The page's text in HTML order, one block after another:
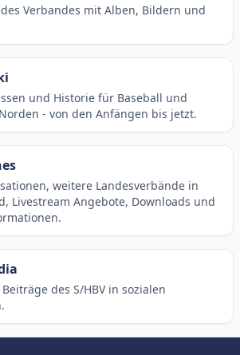
Verbandes mit Alben, Bildern und
und Historie für Baseball und
- von den Anfängen bis jetzt.
weitere Landesverbände in
Livestream Angebote, Downloads und
des S/HBV in sozialen